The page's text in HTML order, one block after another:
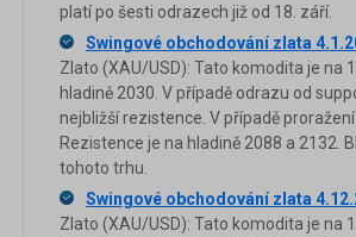
platí po šesti odrazech již od 18. září.
Swingové obchodování zlata
Zlato (XAU/USD): Tato komodita je na
hladině 2030. V případě odrazu od
nejbližší rezistence. V případě
Rezistence je na hladině 2088 a 2132.
tohoto trhu.
Swingové obchodování zlata
Zlato (XAU/USD): Tato komodita je na